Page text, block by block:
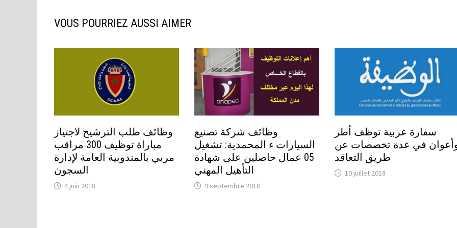
VOUS POURRIEZ AUSSI AIMER
وظائف طلب الترشيح لاجتياز
مباراة توظيف 300 مراقب
مربي بالمندوبية العامة لإدارة
السجون
4 juin 2018
وظائف شركة تصنيع
السيارات ء المحمدية: تشغيل
05 عمال حاصلين على شهادة
التأهيل المهني
9 septembre 2018
سفارة عربية توظف أطر
في عدة تخصصات عن
طريق التعاقد
10 juillet 2018